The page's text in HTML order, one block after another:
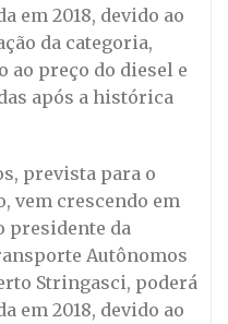
em 2018, devido ao
da categoria,
preço do diesel e
após a histórica
prevista para o
vem crescendo em
presidente da
Autônomos
Stringasci, poderá
em 2018, devido ao